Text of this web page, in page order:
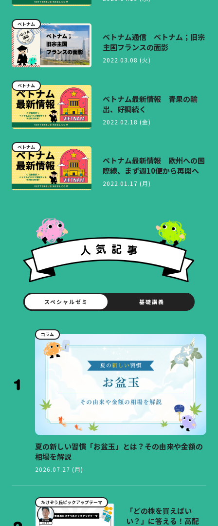
ベトナム
ベトナム通信 ベトナム；旧宗
主国フランスの面影
2022.03.08 (火)
ベトナム
ベトナム最新情報 青果の輸
出、好調続く
2022.02.18 (金)
ベトナム
ベトナム最新情報 欧州への国
際線、まず週10便から再開へ
2022.01.17 (月)
スペシャルゼミ 基礎講義
コラム
夏の新しい習慣「お盆玉」とは？その由来や金額の
相場を解説
2026.07.27 (月)
たけぞう氏ピックアップテーマ
「どの株を買えばい
い？」に答える！高配